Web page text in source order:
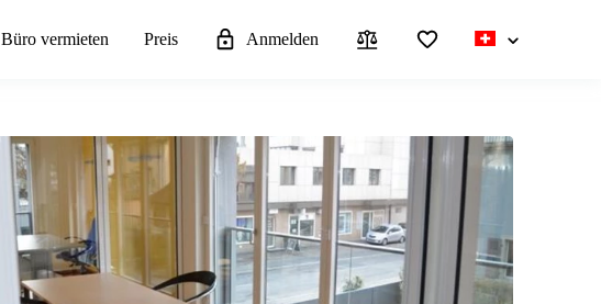
Büro vermieten Preis Anmelden